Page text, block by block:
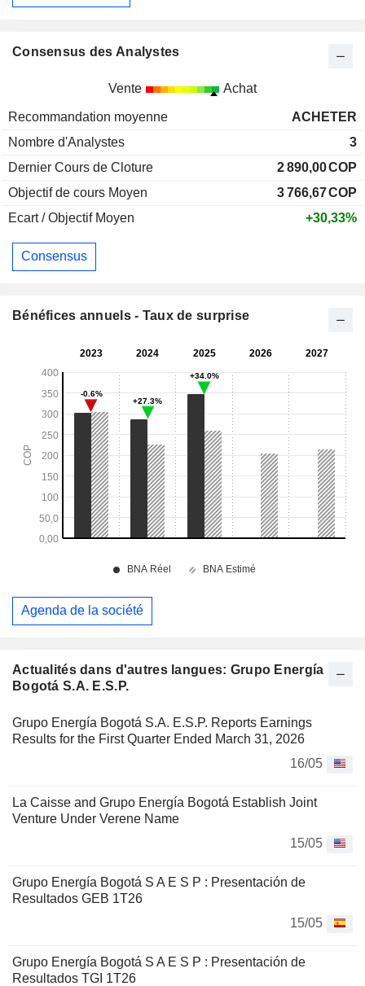
Actualités dans d'autres langues: Grupo Energía
Bogotá S.A. E.S.P.
Grupo Energía Bogotá S.A. E.S.P. Reports Earnings
Results for the First Quarter Ended March 31, 2026
16/05
La Caisse and Grupo Energía Bogotá Establish Joint
Venture Under Verene Name
15/05
Grupo Energía Bogotá S A E S P : Presentación de
Resultados GEB 1T26
15/05
Grupo Energía Bogotá S A E S P : Presentación de
Resultados TGI 1T26
Consensus des Analystes
Vente Achat
Recommandation moyenne
ACHETER
Nombre d'Analystes
3
Dernier Cours de Cloture
2 890,00COP
Objectif de cours Moyen
3 766,67COP
Ecart / Objectif Moyen
+30,33%
Consensus
Bénéfices annuels - Taux de surprise
Agenda de la société